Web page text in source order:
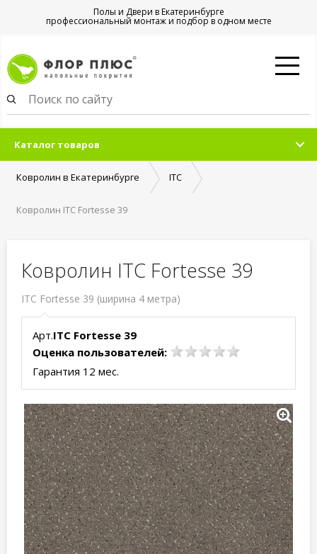
Полы и Двери в Екатеринбурге
профессиональный монтаж и подбор в одном месте
Каталог товаров
Ковролин в Екатеринбурге ITC
Ковролин ITC Fortesse 39
Ковролин ITC Fortesse 39
ITC Fortesse 39 (ширина 4 метра)
Арт.ITC Fortesse 39
Оценка пользователей:
Гарантия 12 мес.